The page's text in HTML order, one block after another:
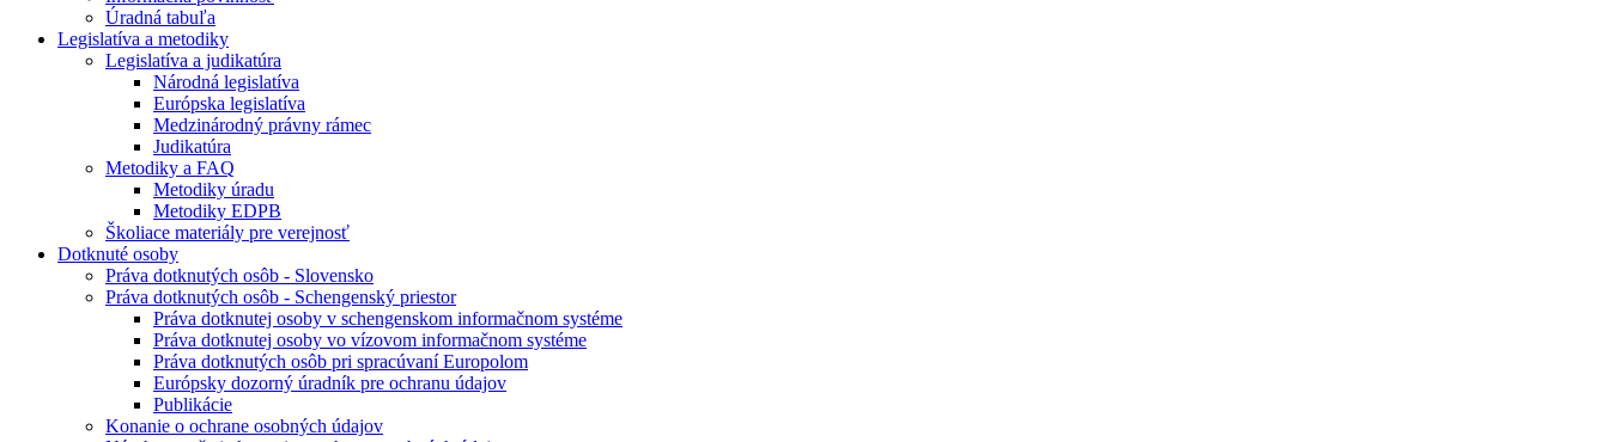
Úradná tabuľa
Legislatíva a metodiky
Legislatíva a judikatúra
Národná legislatíva
Európska legislatíva
Medzinárodný právny rámec
Judikatúra
Metodiky a FAQ
Metodiky úradu
Metodiky EDPB
Školiace materiály pre verejnosť
Dotknuté osoby
Práva dotknutých osôb - Slovensko
Práva dotknutých osôb - Schengenský priestor
Práva dotknutej osoby v schengenskom informačnom systéme
Práva dotknutej osoby vo vízovom informačnom systéme
Práva dotknutých osôb pri spracúvaní Europolom
Európsky dozorný úradník pre ochranu údajov
Publikácie
Konanie o ochrane osobných údajov